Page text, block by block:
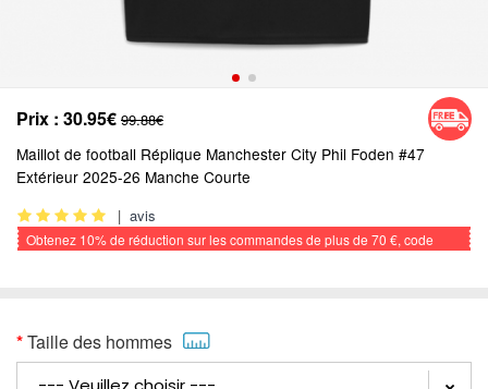
Prix : 30.95€ 99.88€
Maillot de football Réplique Manchester City Phil Foden #47
Extérieur 2025-26 Manche Courte
| avis
Obtenez 10%de réduction sur les commandes de plus de 70 €, code
Taille des hommes